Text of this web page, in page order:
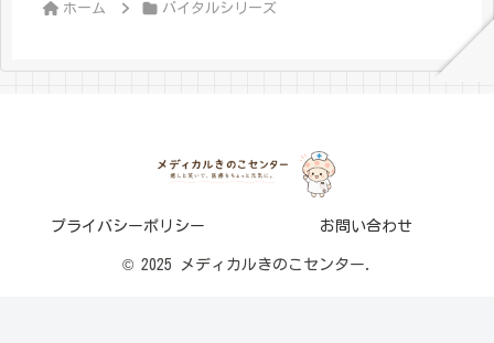
ホーム バイタルシリーズ
プライバシーポリシー お問い合わせ
© 2025 メディカルきのこセンター.